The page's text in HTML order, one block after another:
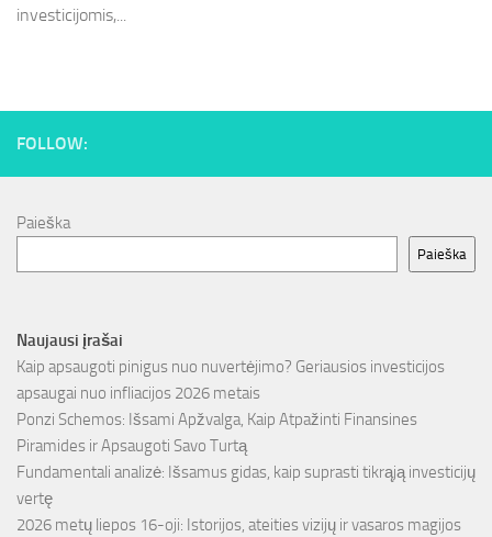
investicijomis,...
FOLLOW:
Paieška
Paieška
Naujausi įrašai
Kaip apsaugoti pinigus nuo nuvertėjimo? Geriausios investicijos
apsaugai nuo infliacijos 2026 metais
Ponzi Schemos: Išsami Apžvalga, Kaip Atpažinti Finansines
Piramides ir Apsaugoti Savo Turtą
Fundamentali analizė: Išsamus gidas, kaip suprasti tikrąją investicijų
vertę
2026 metų liepos 16-oji: Istorijos, ateities vizijų ir vasaros magijos